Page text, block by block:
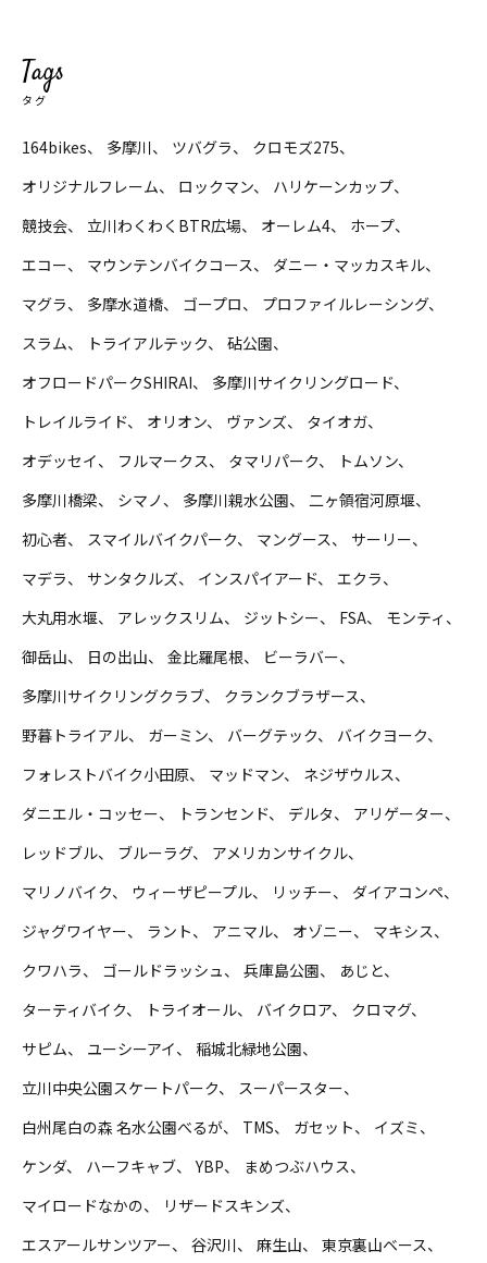
Tags
タグ
164bikes 多摩川 ツバグラ
クロモズ275
オリジナルフレーム
ロックマン
ハリケーンカップ
競技会
立川わくわくBTR広場 オーレム4
ホープ
エコー
マウンテンバイクコース
ダニー・マッカスキル
マグラ
多摩水道橋 ゴープロ
プロファイルレーシング
スラム
トライアルテック
砧公園
オフロードパークSHIRAI
多摩川サイクリングロード
トレイルライド
オリオン ヴァンズ
タイオガ
オデッセイ
フルマークス タマリパーク
トムソン
多摩川橋梁
シマノ 多摩川親水公園
二ヶ領宿河原堰
初心者
スマイルバイクパーク マングース
サーリー
マデラ
サンタクルズ インスパイアード
エクラ
大丸用水堰
アレックスリム ジットシー FSA
モンティ
御岳山
日の出山 金比羅尾根
ビーラバー
多摩川サイクリングクラブ
クランクブラザース
野暮トライアル
ガーミン バーグテック
バイクヨーク
フォレストバイク小田原
マッドマン
ネジザウルス
ダニエル・コッセー
トランセンド デルタ
アリゲーター
レッドブル
ブルーラグ
アメリカンサイクル
マリノバイク
ウィーザピープル リッチー
ダイアコンペ
ジャグワイヤー
ラント アニマル オゾニー
マキシス
クワハラ
ゴールドラッシュ 兵庫島公園
あじと
ターティバイク
トライオール バイクロア
クロマグ
サピム
ユーシーアイ
稲城北緑地公園
立川中央公園スケートパーク
スーパースター
白州尾白の森 名水公園べるが
TMS ガセット
イズミ
ケンダ
ハーフキャブ YBP
まめつぶハウス
マイロードなかの
リザードスキンズ
エスアールサンツアー
谷沢川 麻生山
東京裏山ベース